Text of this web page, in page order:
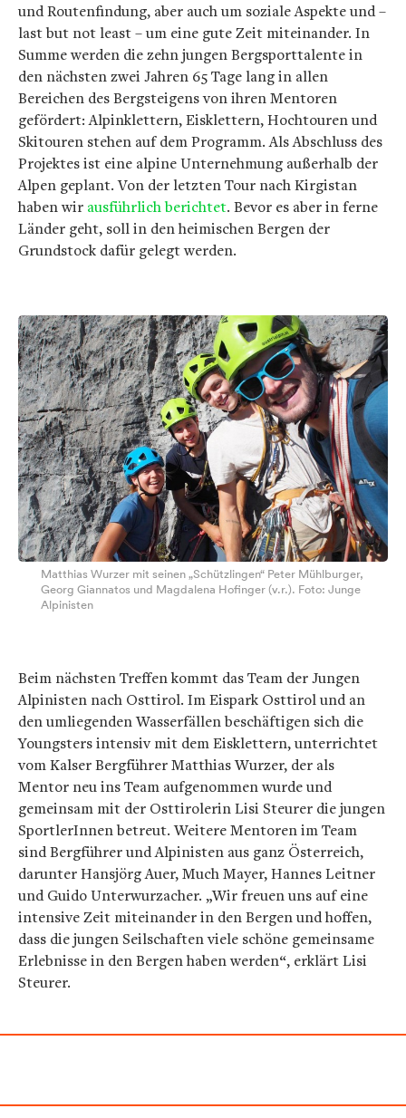
und Routenfindung, aber auch um soziale Aspekte und –
last but not least – um eine gute Zeit miteinander. In
Summe werden die zehn jungen Bergsporttalente in
den nächsten zwei Jahren 65 Tage lang in allen
Bereichen des Bergsteigens von ihren Mentoren
gefördert: Alpinklettern, Eisklettern, Hochtouren und
Skitouren stehen auf dem Programm. Als Abschluss des
Projektes ist eine alpine Unternehmung außerhalb der
Alpen geplant. Von der letzten Tour nach Kirgistan
haben wir ausführlich berichtet. Bevor es aber in ferne
Länder geht, soll in den heimischen Bergen der
Grundstock dafür gelegt werden.
Matthias Wurzer mit seinen „Schützlingen“ Peter Mühlburger,
Georg Giannatos und Magdalena Hofinger (v.r.). Foto: Junge
Alpinisten
Beim nächsten Treffen kommt das Team der Jungen
Alpinisten nach Osttirol. Im Eispark Osttirol und an
den umliegenden Wasserfällen beschäftigen sich die
Youngsters intensiv mit dem Eisklettern, unterrichtet
vom Kalser Bergführer Matthias Wurzer, der als
Mentor neu ins Team aufgenommen wurde und
gemeinsam mit der Osttirolerin Lisi Steurer die jungen
SportlerInnen betreut. Weitere Mentoren im Team
sind Bergführer und Alpinisten aus ganz Österreich,
darunter Hansjörg Auer, Much Mayer, Hannes Leitner
und Guido Unterwurzacher. „Wir freuen uns auf eine
intensive Zeit miteinander in den Bergen und hoffen,
dass die jungen Seilschaften viele schöne gemeinsame
Erlebnisse in den Bergen haben werden“, erklärt Lisi
Steurer.